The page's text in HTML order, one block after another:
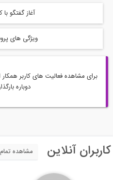
آغاز گفتگو
ویژگی های
برای مشاهده فعالیت های کاربر همکار
دوباره
کاربران آنلاین مشاهده تمام